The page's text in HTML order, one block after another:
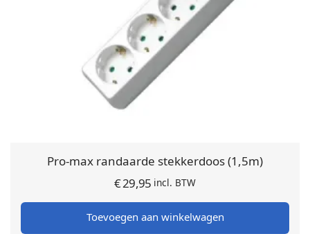
Pro-max randaarde stekkerdoos (1,5m)
€29,95 incl. BTW
Toevoegen aan winkelwagen